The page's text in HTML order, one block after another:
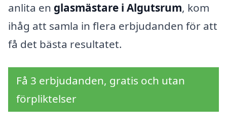
anlita en glasmästare i Algutsrum, kom
ihåg att samla in flera erbjudanden för att
få det bästa resultatet.
Få 3 erbjudanden, gratis och utan
förpliktelser